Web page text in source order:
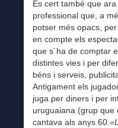
És cert també que
professional que, a
potser més opacs,
en compte els
que s´ha de comptar
distintes vies i per
béns i serveis,
Antigament els
juga per diners i per
uruguaiana (grup que
cantava als anys 60: